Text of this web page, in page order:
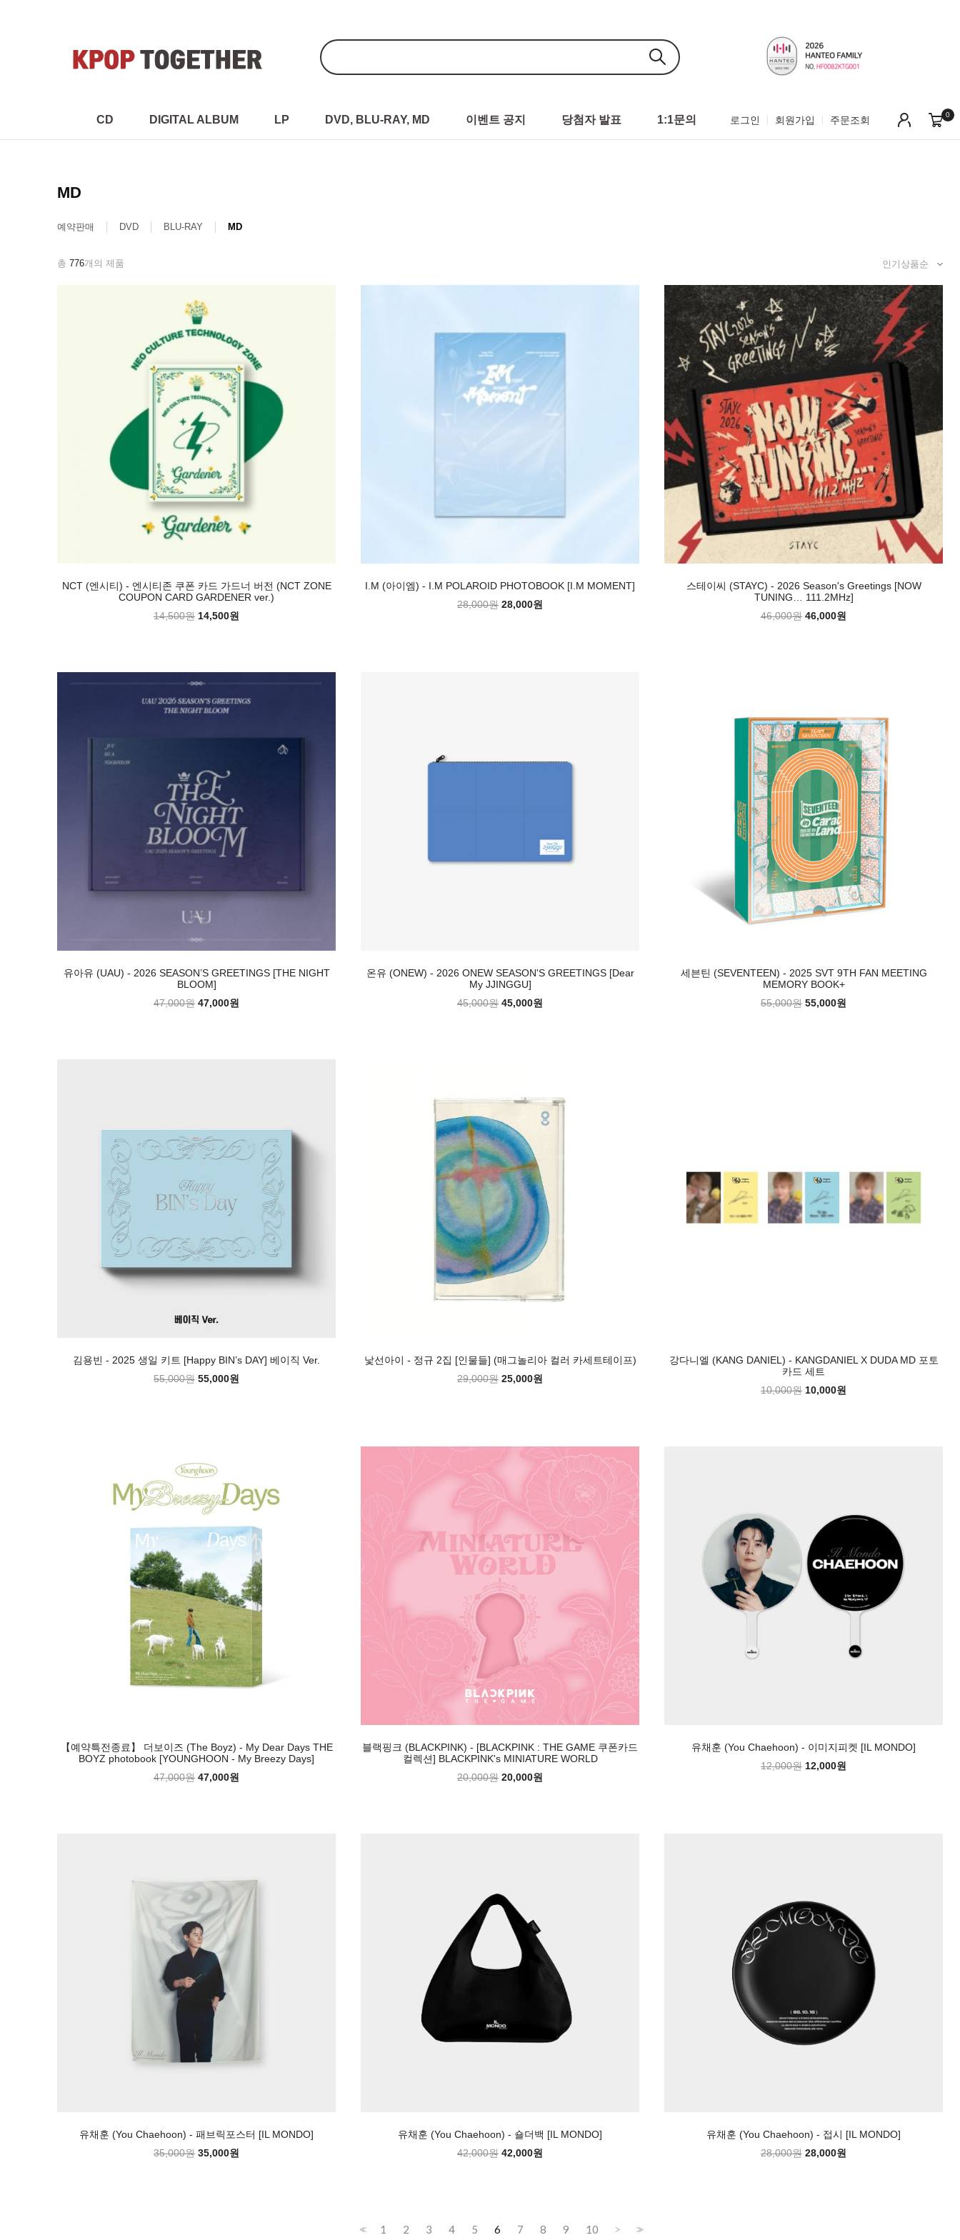
CD DIGITAL ALBUM LP DVD, BLU-RAY, MD 이벤트 공지 당첨자 발표 1:1문의 로그인 회원가입 주문조회 0
MD
예약판매 DVD BLU-RAY MD
총 776개의 제품
NCT (엔시티) - 엔시티존 쿠폰 카드 가드너 버전 (NCT ZONE
COUPON CARD GARDENER ver.)
14,500원 14,500원
I.M (아이엠) - I.M POLAROID PHOTOBOOK [I.M MOMENT]
28,000원 28,000원
스테이씨 (STAYC) - 2026 Season's Greetings [NOW
TUNING… 111.2MHz]
46,000원 46,000원
유아유 (UAU) - 2026 SEASON’S GREETINGS [THE NIGHT
BLOOM]
47,000원 47,000원
온유 (ONEW) - 2026 ONEW SEASON'S GREETINGS [Dear
My JJINGGU]
45,000원 45,000원
세븐틴 (SEVENTEEN) - 2025 SVT 9TH FAN MEETING
MEMORY BOOK+
55,000원 55,000원
김용빈 - 2025 생일 키트 [Happy BIN’s DAY] 베이직 Ver.
55,000원 55,000원
낯선아이 - 정규 2집 [인물들] (매그놀리아 컬러 카세트테이프)
29,000원 25,000원
강다니엘 (KANG DANIEL) - KANGDANIEL X DUDA MD 포토
카드 세트
10,000원 10,000원
【예약특전종료】 더보이즈 (The Boyz) - My Dear Days THE
BOYZ photobook [YOUNGHOON - My Breezy Days]
47,000원 47,000원
블랙핑크 (BLACKPINK) - [BLACKPINK : THE GAME 쿠폰카드
컬렉션] BLACKPINK's MINIATURE WORLD
20,000원 20,000원
유채훈 (You Chaehoon) - 이미지피켓 [IL MONDO]
12,000원 12,000원
유채훈 (You Chaehoon) - 패브릭포스터 [IL MONDO]
35,000원 35,000원
유채훈 (You Chaehoon) - 숄더백 [IL MONDO]
42,000원 42,000원
유채훈 (You Chaehoon) - 접시 [IL MONDO]
28,000원 28,000원
<< 1 2 3 4 5 6 7 8 9 10 > >>